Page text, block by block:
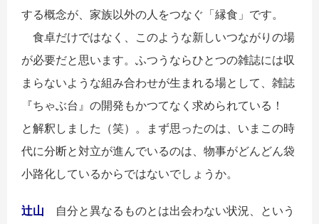
する概念が、家族以外の人をつなぐ「縁食」です。
食卓だけではなく、このような新しいつながりの場
が必要だと思います。ふつうならひとつの雑誌には収
まらないような組み合わせが生まれる場として、雑誌
『ちゃぶ台』の開発もかつてなく求められている！
と解釈しました（笑）。まず思ったのは、いまこの時
代に分断と対立が進んでいるのは、物事がどんどん袋
小路化しているからではないでしょうか。
辻山 自分と異なるものとは出会わない状況、という